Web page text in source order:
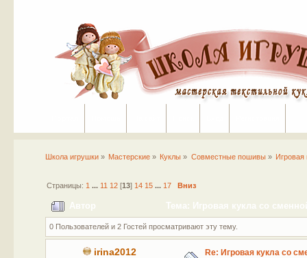
Школа игрушки» Мастерские » Куклы » Совместные пошивы» Игровая
Страницы: 1 ... 11 12[13] 14 15 ... 17 Вниз
Автор Тема: Игровая кукла со
0 Пользователей и 2 Гостей просматривают эту тему.
irina2012 Re: Игровая кукла со